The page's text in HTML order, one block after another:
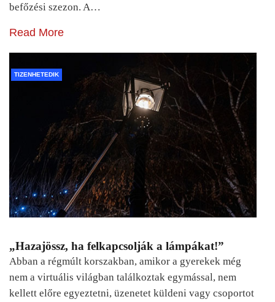
befőzési szezon. A…
Read More
TIZENHETEDIK
„Hazajössz, ha felkapcsolják a lámpákat!”
Abban a régmúlt korszakban, amikor a gyerekek még
nem a virtuális világban találkoztak egymással, nem
kellett előre egyeztetni, üzenetet küldeni vagy csoportot